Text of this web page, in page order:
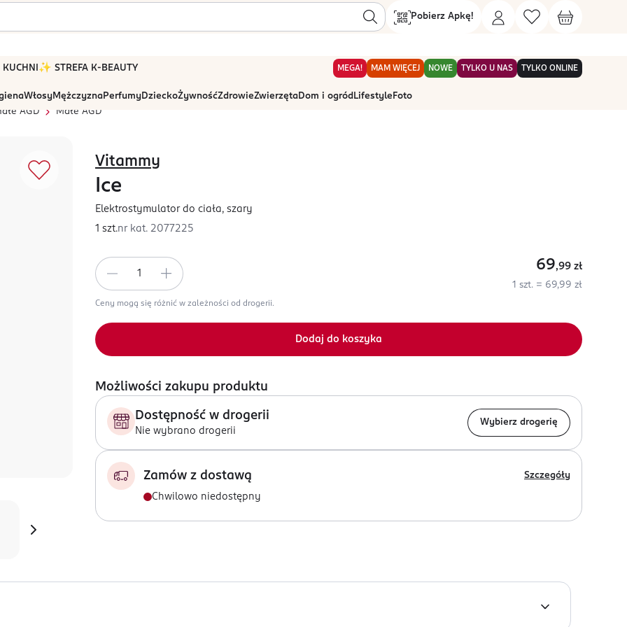
Pobierz Apkę!
KUCHNI ✨ STREFA K-BEAUTY MEGA! MAM WIĘCEJ NOWE TYLKO U NAS TYLKO ONLINE
WłosyMężczyznaPerfumyDzieckoŻywnośćZdrowieZwierzętaDom i ogród Lifestyle Foto
AGD
Małe AGD
Vitammy
Ice
Elektrostymulator do ciała, szary
1 szt.nr kat. 2077225
69,99 zł
1 szt. = 69,99 zł
Ceny mogą się różnić w zależności od drogerii.
Dodaj do koszyka
Możliwości zakupu produktu
Dostępność w drogerii
Nie wybrano drogerii
Wybierz drogerię
Zamów z dostawą Szczegóły
Chwilowo niedostępny